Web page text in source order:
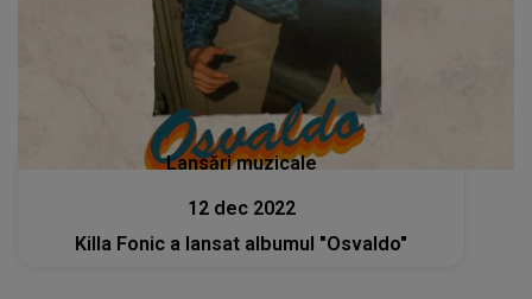
Lansări muzicale
12 dec 2022
Killa Fonic a lansat albumul "Osvaldo"